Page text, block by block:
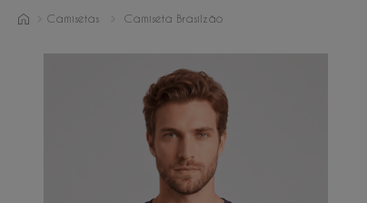
Camisetas Camiseta Brasilzão